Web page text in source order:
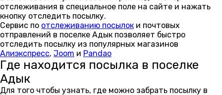
отслеживания в специальное поле на сайте и нажать
кнопку отследить посылку.
Сервис по отслеживанию посылок и почтовых
отправлений в поселке Адык позволяет быстро
отследить посылку из популярных магазинов
Алиэкспресс, Joom и Pandao
Где находится посылка в поселке
Адык
Для того чтобы узнать, где можно забрать посылку в